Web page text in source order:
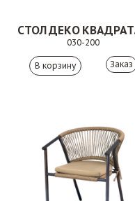
030-200
Заказ